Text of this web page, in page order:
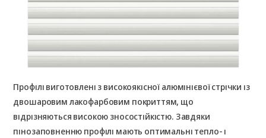
Профілі виготовлені з високоякісної алюмінієвої стрічки із
двошаровим лакофарбовим покриттям, що
відрізняються високою зносостійкістю. Завдяки
пінозаповненню профілі мають оптимальні тепло- і